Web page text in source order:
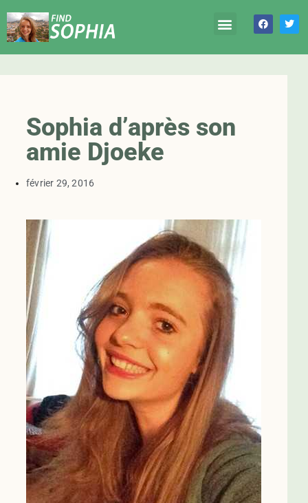
Sophia d’après son
amie Djoeke
février 29, 2016